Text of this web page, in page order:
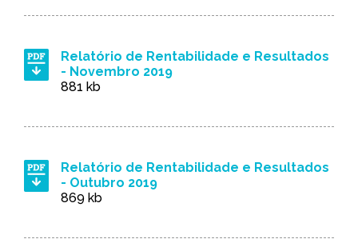
Relatório de Rentabilidade e Resultados
- Novembro 2019
881 kb
Relatório de Rentabilidade e Resultados
- Outubro 2019
869 kb